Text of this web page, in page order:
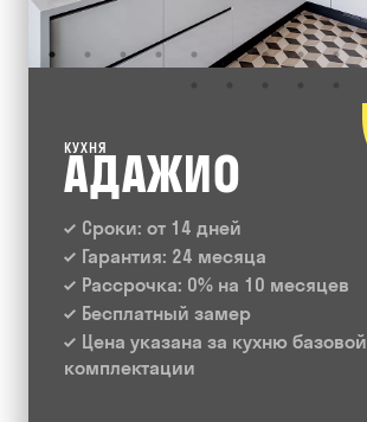
КУХНЯ
АДАЖИО
Сроки: от 14 дней
Гарантия: 24 месяца
Рассрочка: 0% на 10 месяцев
Бесплатный замер
Цена указана за кухню базовой
комплектации